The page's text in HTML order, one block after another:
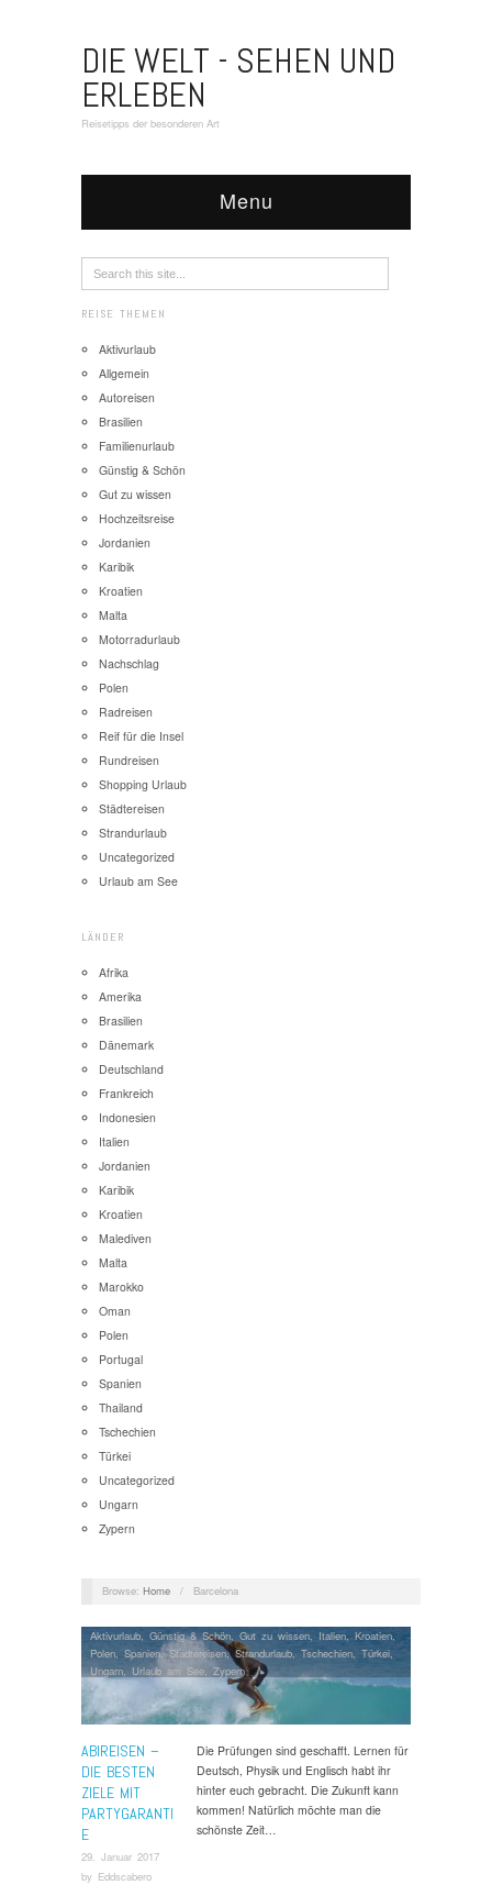
DIE WELT - SEHEN UND
ERLEBEN
Reisetipps der besonderen Art
Menu
REISE THEMEN
Aktivurlaub
Allgemein
Autoreisen
Brasilien
Familienurlaub
Günstig & Schön
Gut zu wissen
Hochzeitsreise
Jordanien
Karibik
Kroatien
Malta
Motorradurlaub
Nachschlag
Polen
Radreisen
Reif für die Insel
Rundreisen
Shopping Urlaub
Städtereisen
Strandurlaub
Uncategorized
Urlaub am See
LÄNDER
Afrika
Amerika
Brasilien
Dänemark
Deutschland
Frankreich
Indonesien
Italien
Jordanien
Karibik
Kroatien
Malediven
Malta
Marokko
Oman
Polen
Portugal
Spanien
Thailand
Tschechien
Türkei
Uncategorized
Ungarn
Zypern
Browse: Home / Barcelona
ABIREISEN –
DIE BESTEN
ZIELE MIT
PARTYGARANTI
E
29. Januar 2017
by Eddscabero
Aktivurlaub, Günstig & Schön, Gut zu wissen, Italien, Kroatien,
Polen, Spanien,Städtereisen,Strandurlaub, Tschechien, Türkei,
Ungarn, Urlaub am See, Zypern
Die Prüfungen sind geschafft. Lernen für
Deutsch, Physik und Englisch habt ihr
hinter euch gebracht. Die Zukunft kann
kommen! Natürlich möchte man die
schönste Zeit…